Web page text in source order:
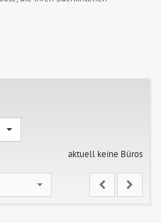
aktuell keine Büros